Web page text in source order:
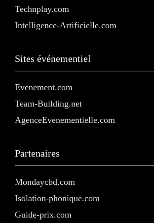
Technplay.com
Intelligence-Artificielle.com
Sites événementiel
Evenement.com
Team-Building.net
AgenceEvenementielle.com
Partenaires
Mondaycbd.com
Isolation-phonique.com
Guide-prix.com